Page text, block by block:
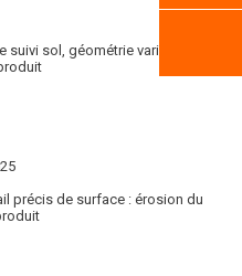
suivi sol, géométrie variable +
précis de surface : érosion du